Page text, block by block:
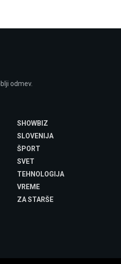
odmev.
SHOWBIZ
SLOVENIJA
ŠPORT
SVET
TEHNOLOGIJA
VREME
ZA STARŠE